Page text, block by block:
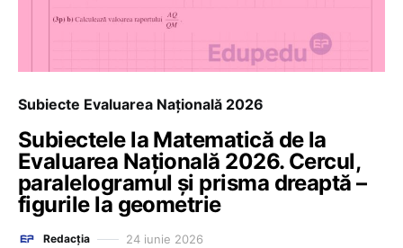
Subiecte Evaluarea Națională 2026
Subiectele la Matematică de la
Evaluarea Națională 2026. Cercul,
paralelogramul și prisma dreaptă –
figurile la geometrie
Redacția 24 iunie 2026